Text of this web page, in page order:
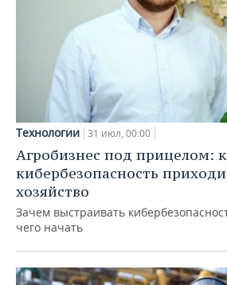
Технологии 31 июл, 00:00
Агробизнес под прицелом:
кибербезопасность
хозяйство
Зачем выстраивать
чего начать